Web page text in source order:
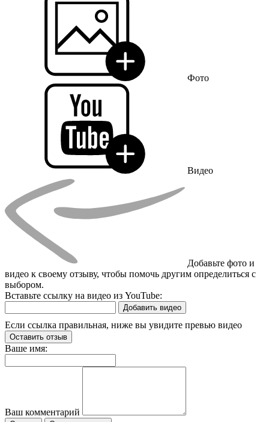
Фото
Видео
Добавьте фото и
видео к своему отзыву, чтобы помочь другим определиться с
выбором.
Вставьте ссылку на видео из YouTube:
Добавить видео
Если ссылка правильная, ниже вы увидите превью видео
Оставить отзыв
Ваше имя:
Ваш комментарий